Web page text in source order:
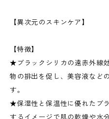
【異次元のスキンケア】
【特徴】
★ブラックシリカの遠赤外線
物の排出を促し、美容液など
す。
★保湿性と保温性に優れたブ
するイメージで肌の乾燥や水